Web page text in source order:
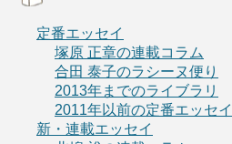
定番エッセイ
塚原 正章の連載コラム
合田 泰子のラシーヌ便り
2013年までのライブラリ
2011年以前の定番エッセイ
新・連載エッセイ